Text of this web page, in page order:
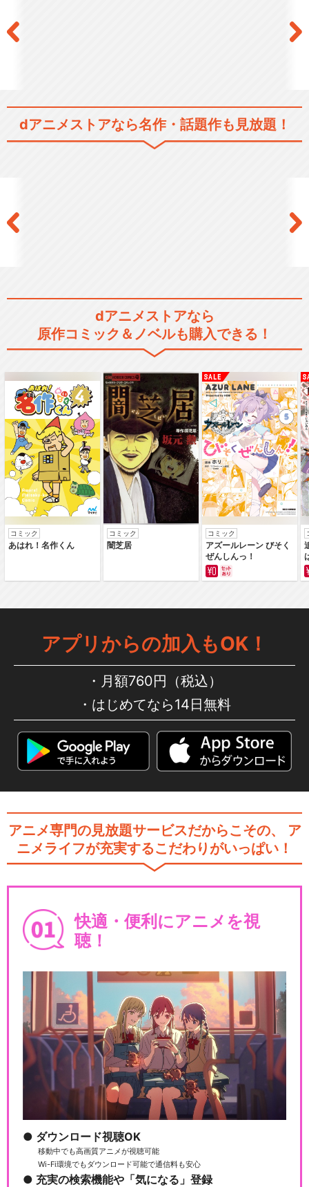
dアニメストアなら名作・話題作も見放題！
dアニメストアなら
原作コミック＆ノベルも購入できる！
コミック
あはれ！名作くん
コミック
闇芝居
コミック
アズールレーン びそく
ぜんしんっ！
アプリからの加入もOK！
月額760円（税込）
はじめてなら14日無料
アニメ専門の見放題サービスだからこその、
ア
ニメライフが充実するこだわりがいっぱい！
快適・便利にアニメを視
聴！
ダウンロード視聴OK
移動中でも高画質アニメが視聴可能
Wi-Fi環境でもダウンロード可能で通信料も安心
充実の検索機能や「気になる」登録